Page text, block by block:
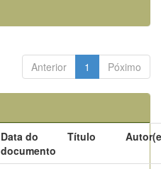
Anterior 1 Póximo
Data do
documento
Título